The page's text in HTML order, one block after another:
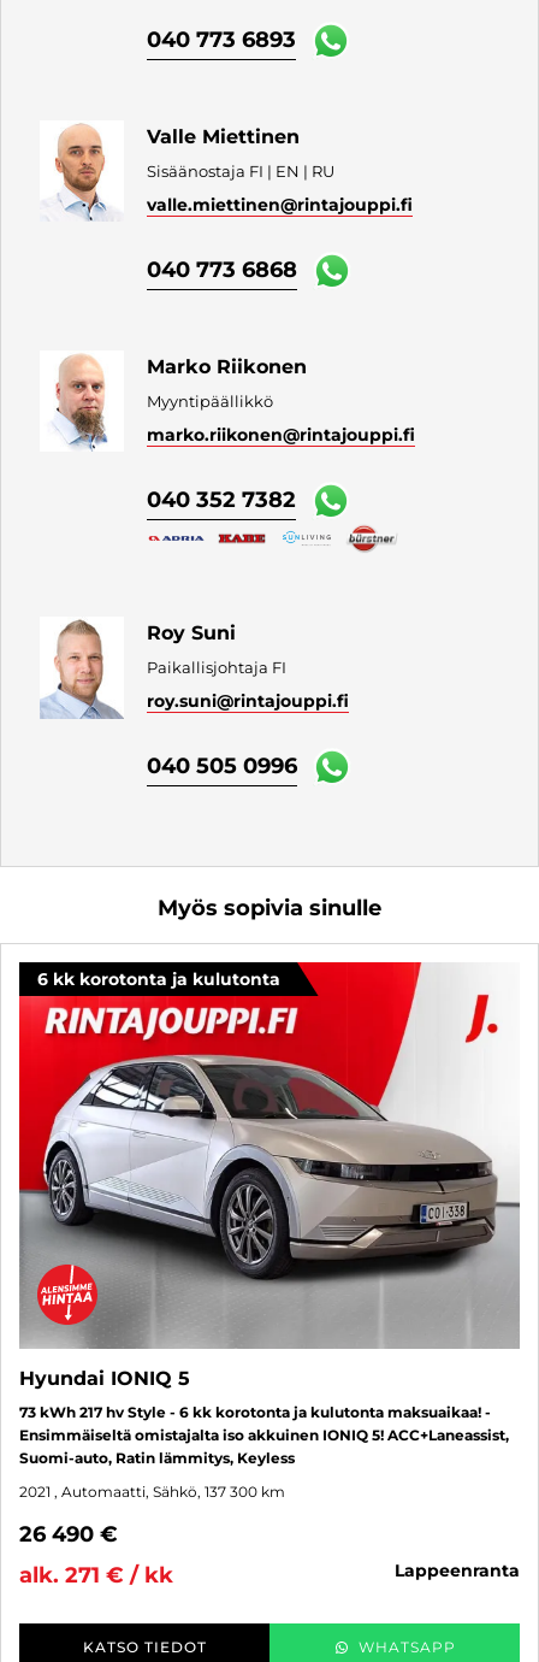
040 773 6893
Valle Miettinen
Sisäänostaja FI | EN | RU
valle.miettinen@rintajouppi.fi
040 773 6868
Marko Riikonen
Myyntipäällikkö
marko.riikonen@rintajouppi.fi
040 352 7382
Roy Suni
Paikallisjohtaja FI
roy.suni@rintajouppi.fi
040 505 0996
Myös sopivia sinulle
6 kk korotonta ja kulutonta
Hyundai IONIQ 5
73 kWh 217 hv Style - 6 kk korotonta ja kulutonta maksuaikaa! -
Ensimmäiseltä omistajalta iso akkuinen IONIQ 5! ACC+Laneassist,
Suomi-auto, Ratin lämmitys, Keyless
2021 , Automaatti, Sähkö, 137 300 km
26 490 €
alk. 271 € / kk
lappeenranta
KATSO TIEDOT WHATSAPP